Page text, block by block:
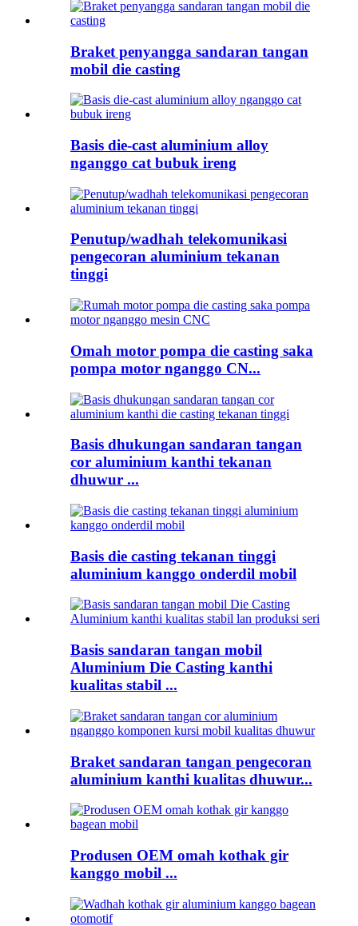
Braket penyangga sandaran tangan
mobil die casting
Basis die-cast aluminium alloy
nganggo cat bubuk ireng
Penutup/wadhah telekomunikasi
pengecoran aluminium tekanan
tinggi
Omah motor pompa die casting saka
pompa motor nganggo CN...
Basis dhukungan sandaran tangan
cor aluminium kanthi tekanan
dhuwur ...
Basis die casting tekanan tinggi
aluminium kanggo onderdil mobil
Basis sandaran tangan mobil
Aluminium Die Casting kanthi
kualitas stabil ...
Braket sandaran tangan pengecoran
aluminium kanthi kualitas dhuwur...
Produsen OEM omah kothak gir
kanggo mobil ...